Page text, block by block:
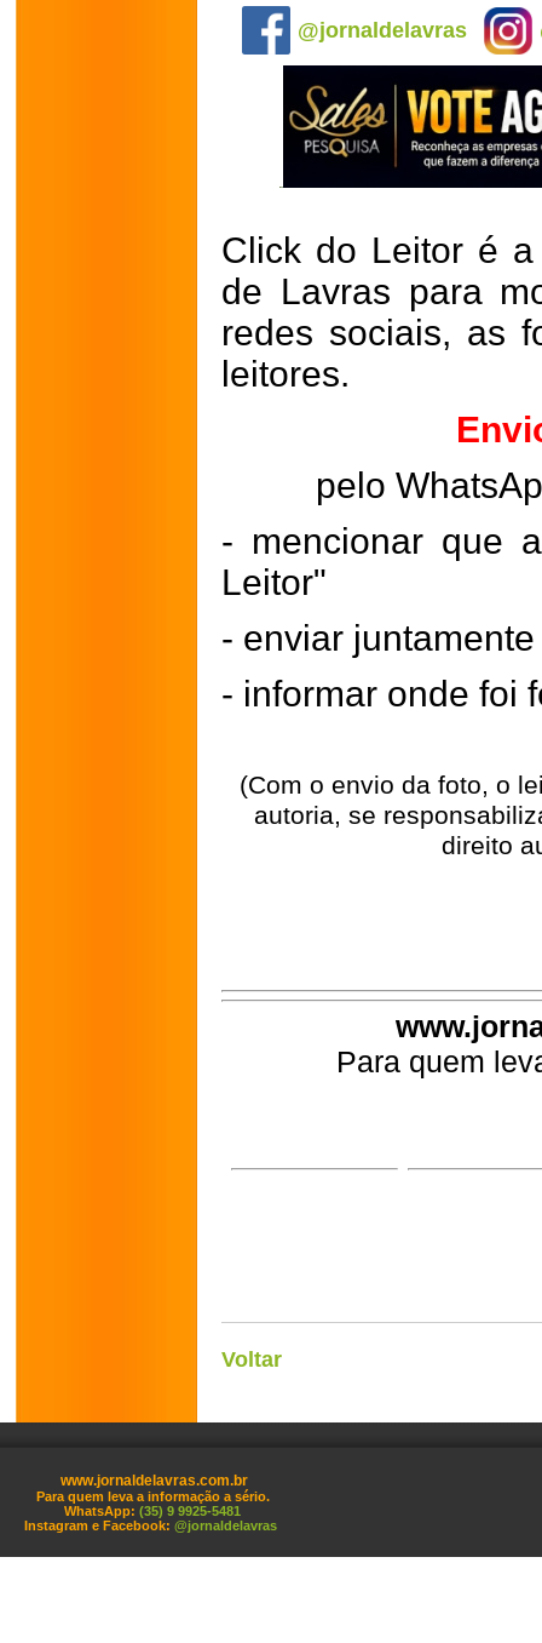
@jornaldelavras
Click do Leitor é
de Lavras para
redes sociais, as
leitores.
pelo
- mencionar que
Leitor"
- enviar
- informar onde foi
(Com o envio da foto, o
autoria, se
direito
Para quem
Voltar
www.jornaldelavras.com.br
Para quem leva a informação a sério.
WhatsApp: (35) 9 9925-5481
Instagram e Facebook: @jornaldelavras